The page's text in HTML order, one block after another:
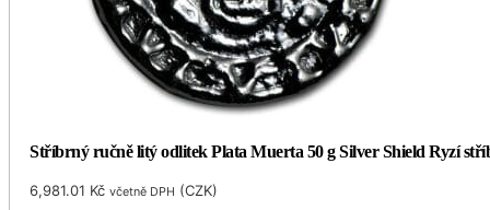
Stříbrný ručně litý odlitek Plata Muerta 50 g Silver Shield Ryzí
6,981.01 Kč včetně DPH (CZK)